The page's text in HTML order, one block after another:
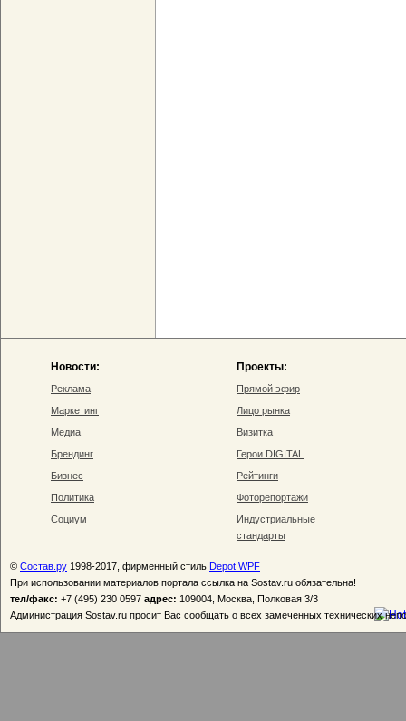
Новости:
Реклама
Маркетинг
Медиа
Брендинг
Бизнес
Политика
Социум
Проекты:
Прямой эфир
Лицо рынка
Визитка
Герои DIGITAL
Рейтинги
Фоторепортажи
Индустриальные
стандарты
© Состав.ру 1998-2017, фирменный стиль Depot WPF
При использовании материалов портала ссылка на Sostav.ru обязательна!
тел/факс: +7 (495) 230 0597 адрес: 109004, Москва, Полковая 3/3
Администрация Sostav.ru просит Вас сообщать о всех замеченных технических